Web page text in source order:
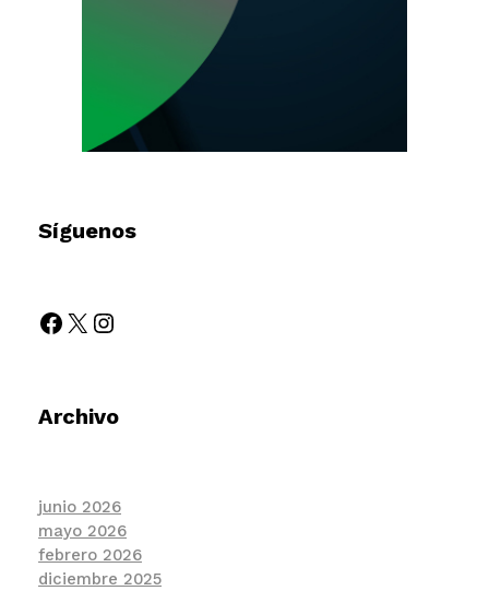
Síguenos
Archivo
junio 2026
mayo 2026
febrero 2026
diciembre 2025